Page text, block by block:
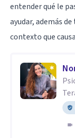
entender qué le
ayudar, además
contexto que